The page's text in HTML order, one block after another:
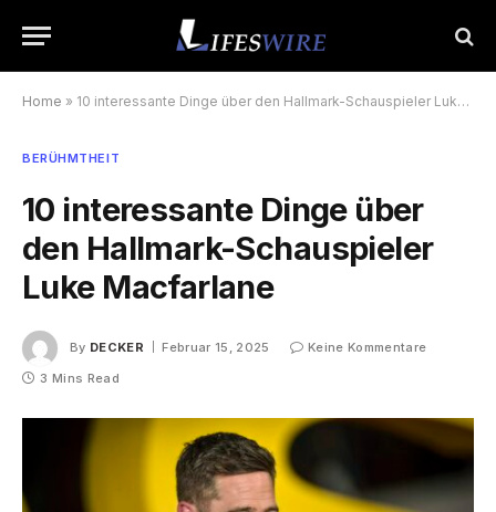
Home » 10 interessante Dinge über den Hallmark-Schauspieler Luke Macfarlane
BERÜHMTHEIT
10 interessante Dinge über
den Hallmark-Schauspieler
Luke Macfarlane
By DECKER Februar 15, 2025
Keine Kommentare
3 Mins Read